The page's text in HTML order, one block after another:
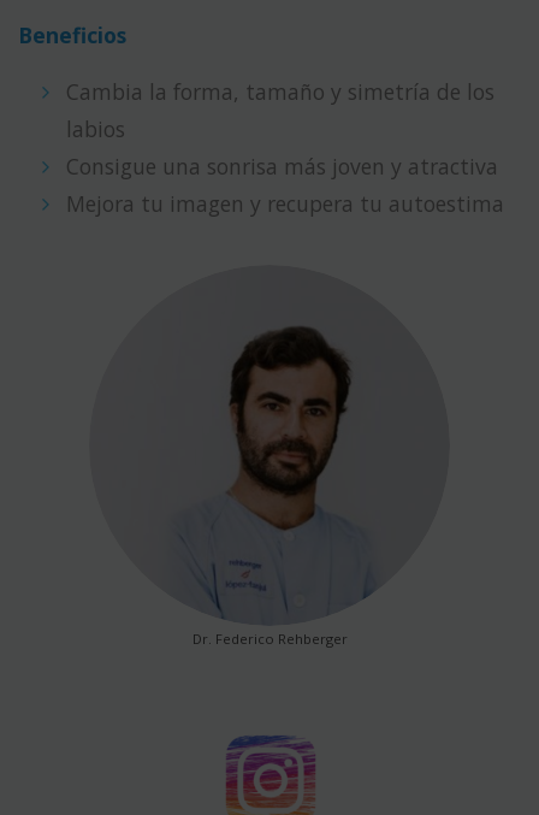
Beneficios
Cambia la forma, tamaño y simetría de los
labios
Consigue una sonrisa más joven y atractiva
Mejora tu imagen y recupera tu autoestima
Dr. Federico Rehberger